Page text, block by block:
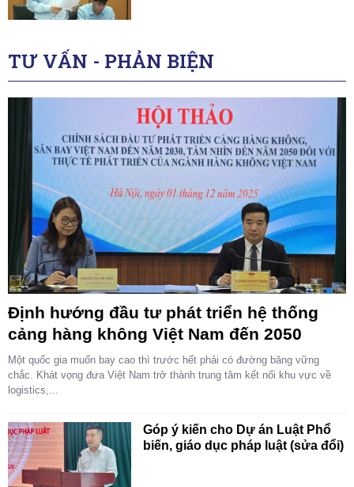
TƯ VẤN - PHẢN BIỆN
Định hướng đầu tư phát triển hệ thống
cảng hàng không Việt Nam đến 2050
Một quốc gia muốn bay cao thì trước hết phải có đường băng vững
chắc. Khát vọng đưa Việt Nam trở thành trung tâm kết nối khu vực về
logistics,...
Góp ý kiến cho Dự án Luật Phổ
biến, giáo dục pháp luật (sửa đổi)